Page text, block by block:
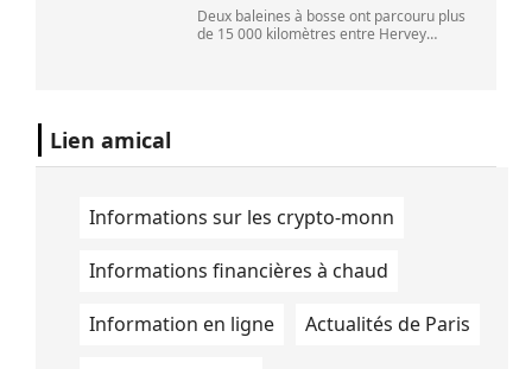
Deux baleines à bosse ont parcouru plus
de 15 000 kilomètres entre Hervey
Lien amical
Informations sur les crypto-monn
Informations financières à chaud
Information en ligne Actualités de Paris